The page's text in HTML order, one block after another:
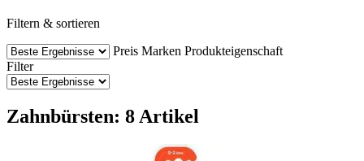
Filtern & sortieren
Preis Marken Produkteigenschaft
Filter
Zahnbürsten: 8 Artikel